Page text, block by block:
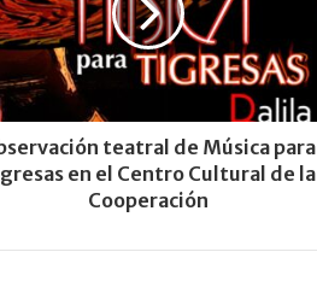
teatral de Música para
en el Centro Cultural de la
Cooperación